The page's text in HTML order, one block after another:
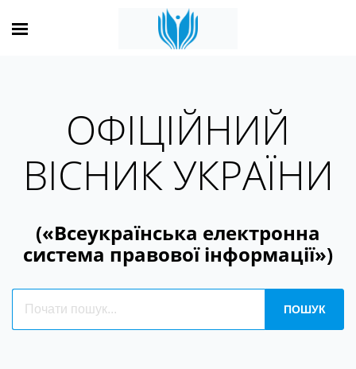
ОФІЦІЙНИЙ
ВІСНИК УКРАЇНИ
(«Всеукраїнська електронна
система правової інформації»)